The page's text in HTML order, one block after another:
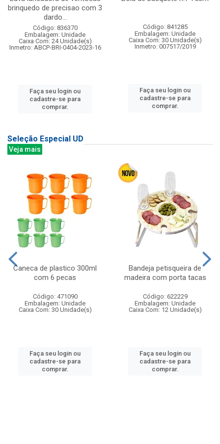
brinquedo de precisao com 3
dardo...
Código: 836370
Embalagem: Unidade
Caixa Com: 24 Unidade(s)
Inmetro: ABCP-BRI-0404-2023-16
Faça seu login ou
cadastre-se para
comprar.
Código: 841285
Embalagem: Unidade
Caixa Com: 30 Unidade(s)
Inmetro: 007517/2019
Faça seu login ou
cadastre-se para
comprar.
Seleção Especial UD
Veja mais
Caneca de plastico 300ml
com 6 pecas
Código: 471090
Embalagem: Unidade
Caixa Com: 30 Unidade(s)
Faça seu login ou
cadastre-se para
comprar.
Bandeja petisqueira de
madeira com porta tacas
Código: 622229
Embalagem: Unidade
Caixa Com: 12 Unidade(s)
Faça seu login ou
cadastre-se para
comprar.